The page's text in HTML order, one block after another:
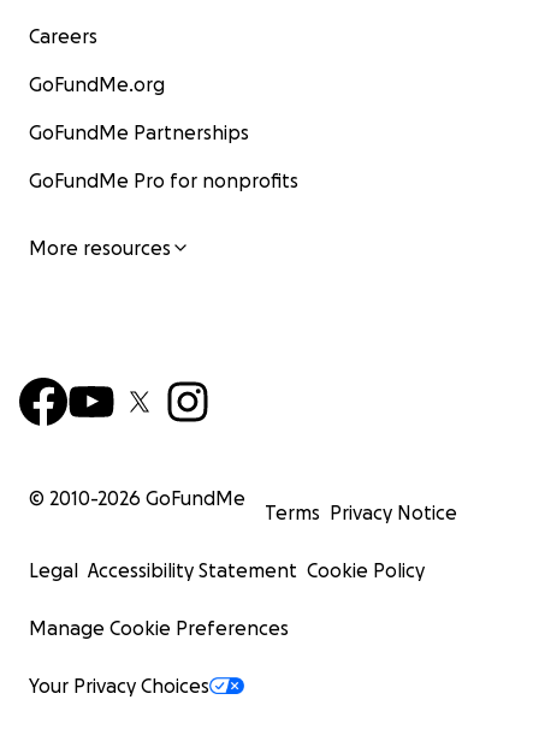
Careers
GoFundMe.org
GoFundMe Partnerships
GoFundMe Pro for nonprofits
More resources
© 2010-2026 GoFundMe
Terms Privacy Notice
Legal Accessibility Statement Cookie Policy
Manage Cookie Preferences
Your Privacy Choices